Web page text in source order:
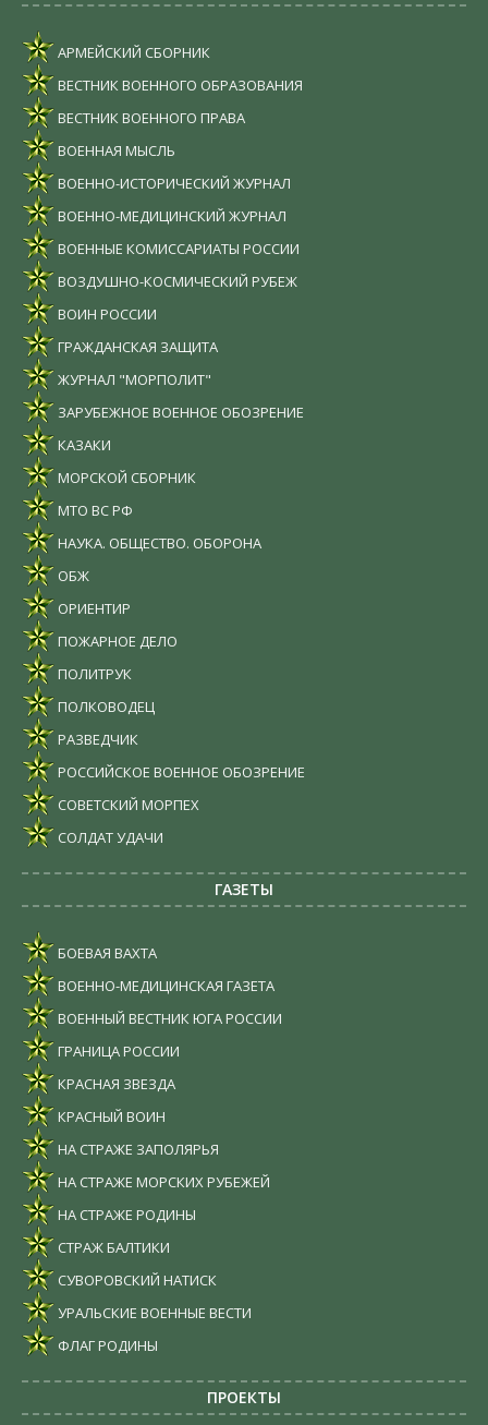
АРМЕЙСКИЙ СБОРНИК
ВЕСТНИК ВОЕННОГО ОБРАЗОВАНИЯ
ВЕСТНИК ВОЕННОГО ПРАВА
ВОЕННАЯ МЫСЛЬ
ВОЕННО-ИСТОРИЧЕСКИЙ ЖУРНАЛ
ВОЕННО-МЕДИЦИНСКИЙ ЖУРНАЛ
ВОЕННЫЕ КОМИССАРИАТЫ РОССИИ
ВОЗДУШНО-КОСМИЧЕСКИЙ РУБЕЖ
ВОИН РОССИИ
ГРАЖДАНСКАЯ ЗАЩИТА
ЖУРНАЛ "МОРПОЛИТ"
ЗАРУБЕЖНОЕ ВОЕННОЕ ОБОЗРЕНИЕ
КАЗАКИ
МОРСКОЙ СБОРНИК
МТО ВС РФ
НАУКА. ОБЩЕСТВО. ОБОРОНА
ОБЖ
ОРИЕНТИР
ПОЖАРНОЕ ДЕЛО
ПОЛИТРУК
ПОЛКОВОДЕЦ
РАЗВЕДЧИК
РОССИЙСКОЕ ВОЕННОЕ ОБОЗРЕНИЕ
СОВЕТСКИЙ МОРПЕХ
СОЛДАТ УДАЧИ
ГАЗЕТЫ
БОЕВАЯ ВАХТА
ВОЕННО-МЕДИЦИНСКАЯ ГАЗЕТА
ВОЕННЫЙ ВЕСТНИК ЮГА РОССИИ
ГРАНИЦА РОССИИ
КРАСНАЯ ЗВЕЗДА
КРАСНЫЙ ВОИН
НА СТРАЖЕ ЗАПОЛЯРЬЯ
НА СТРАЖЕ МОРСКИХ РУБЕЖЕЙ
НА СТРАЖЕ РОДИНЫ
СТРАЖ БАЛТИКИ
СУВОРОВСКИЙ НАТИСК
УРАЛЬСКИЕ ВОЕННЫЕ ВЕСТИ
ФЛАГ РОДИНЫ
ПРОЕКТЫ